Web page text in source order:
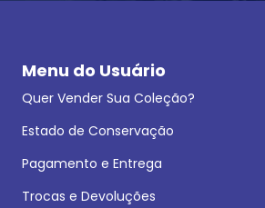
Menu do Usuário
Quer Vender Sua Coleção?
Estado de Conservação
Pagamento e Entrega
Trocas e Devoluções